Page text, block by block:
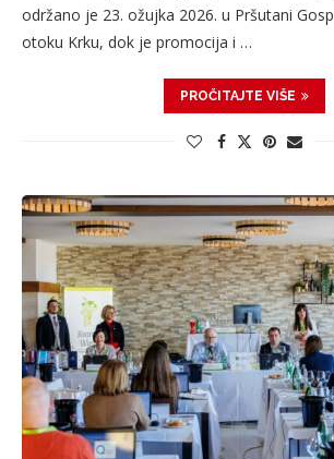
održano je 23. ožujka 2026. u Pršutani
otoku Krku, dok je promocija i …
PROČITAJTE VIŠE